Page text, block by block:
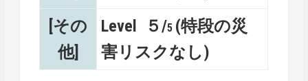
[その
他]
Level ５/5 (特段の災
害リスクなし)